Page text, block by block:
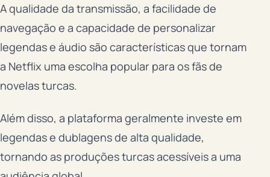
A qualidade da transmissão, a facilidade de
navegação e a capacidade de personalizar
legendas e áudio são características que tornam
a Netflix uma escolha popular para os fãs de
novelas turcas.
Além disso, a plataforma geralmente investe em
legendas e dublagens de alta qualidade,
tornando as produções turcas acessíveis a uma